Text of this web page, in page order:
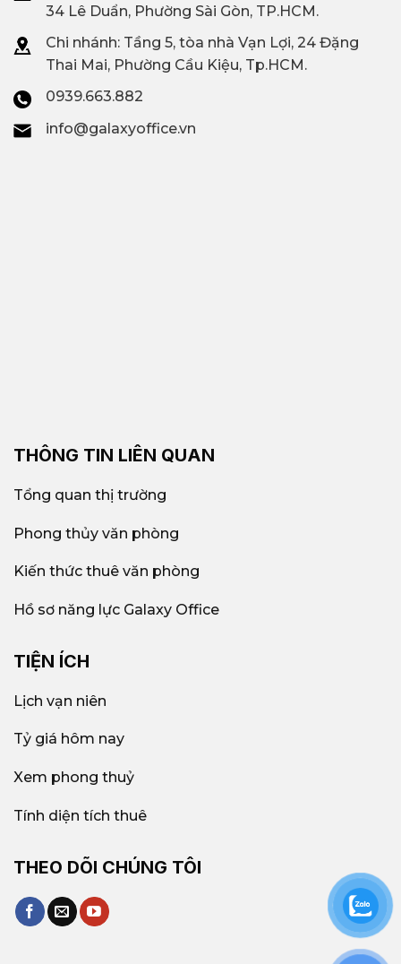
34 Lê Duẩn, Phường Sài Gòn, TP.HCM.
Chi nhánh: Tầng 5, tòa nhà Vạn Lợi, 24 Đặng
Thai Mai, Phường Cầu Kiệu, Tp.HCM.
0939.663.882
info@galaxyoffice.vn
THÔNG TIN LIÊN QUAN
Tổng quan thị trường
Phong thủy văn phòng
Kiến thức thuê văn phòng
Hồ sơ năng lực Galaxy Office
TIỆN ÍCH
Lịch vạn niên
Tỷ giá hôm nay
Xem phong thuỷ
Tính diện tích thuê
THEO DÕI CHÚNG TÔI